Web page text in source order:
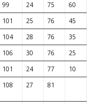
99 24 75
60
101 25 76
45
104 28 76
35
106 30 76
25
101 24 77
10
108 27 81